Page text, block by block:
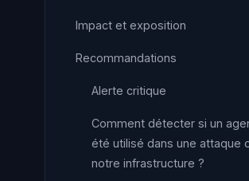
Impact et exposition
Recommandations
Alerte critique
Comment détecter si un
été utilisé dans une attaque
notre infrastructure ?